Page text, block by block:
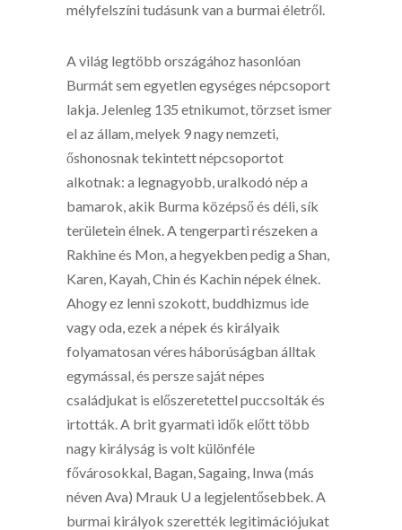
mélyfelszíni tudásunk van a burmai életről.
A világ legtöbb országához hasonlóan
Burmát sem egyetlen egységes népcsoport
lakja. Jelenleg 135 etnikumot, törzset ismer
el az állam, melyek 9 nagy nemzeti,
őshonosnak tekintett népcsoportot
alkotnak: a legnagyobb, uralkodó nép a
bamarok, akik Burma középső és déli, sík
területein élnek. A tengerparti részeken a
Rakhine és Mon, a hegyekben pedig a Shan,
Karen, Kayah, Chin és Kachin népek élnek.
Ahogy ez lenni szokott, buddhizmus ide
vagy oda, ezek a népek és királyaik
folyamatosan véres háborúságban álltak
egymással, és persze saját népes
családjukat is előszeretettel puccsolták és
irtották. A brit gyarmati idők előtt több
nagy királyság is volt különféle
fővárosokkal, Bagan, Sagaing, Inwa (más
néven Ava) Mrauk U a legjelentősebbek. A
burmai királyok szerették legitimációjukat